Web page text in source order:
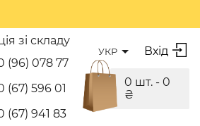
зі складу
(96) 078 77
(67) 596 01
(67) 941 83
УКР Вхід
0 шт. - 0
₴